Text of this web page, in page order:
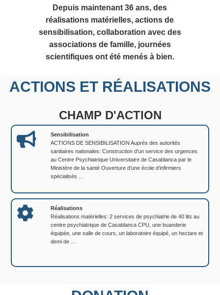
Depuis maintenant 36 ans, des
réalisations matérielles, actions de
sensibilisation, collaboration avec des
associations de famille, journées
scientifiques ont été menés à bien.
ACTIONS ET RÉALISATIONS
CHAMP D'ACTION
Sensibilisation
ACTIONS DE SENSIBILISATION Auprès des autorités
sanitaires nationales: Construction d’un service des urgences
au Centre Psychiatrique Universitaire de Casablanca par le
Ministère de la santé Ouverture d’une école d’infirmiers
spécialisés …
Réalisations
Réalisations matérielles: 2 services de psychiatrie de 40 lits au
centre psychiatrique de Casablanca CPU, une buanderie
équipée, une salle de cours, un laboratoire équipé, un hectare et
demi de …